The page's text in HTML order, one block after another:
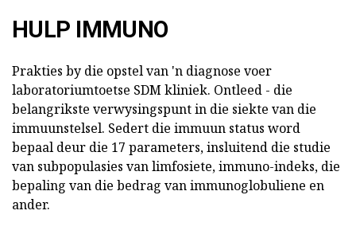
HULP IMMUNO
Prakties by die opstel van 'n diagnose voer
laboratoriumtoetse SDM kliniek. Ontleed - die
belangrikste verwysingspunt in die siekte van die
immuunstelsel. Sedert die immuun status word
bepaal deur die 17 parameters, insluitend die studie
van subpopulasies van limfosiete, immuno-indeks, die
bepaling van die bedrag van immunoglobuliene en
ander.